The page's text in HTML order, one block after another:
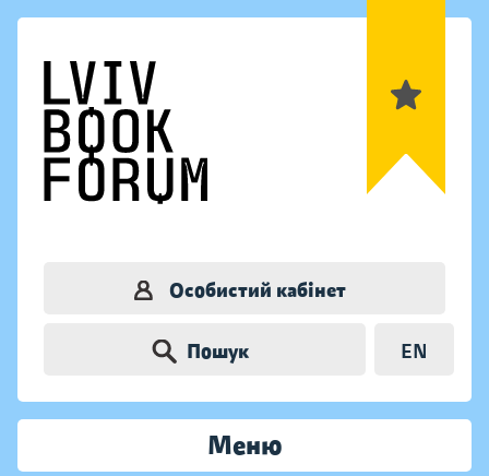
Особистий кабінет
Пошук EN
Меню